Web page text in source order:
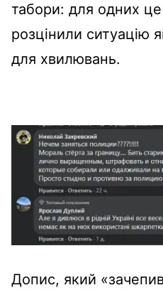
табори: для одних
розцінили ситуацію
для хвилювань.
Допис, який